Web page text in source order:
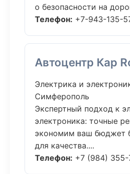
о безопасности на
Телефон: +7-943-135-
Автоцентр Кар
Электрика и
Симферополь
Экспертный подход к
электроника: точные
экономим ваш бюджет
для качества....
Телефон: +7 (984)